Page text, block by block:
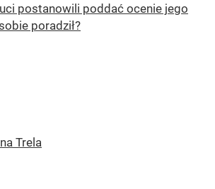
postanowili poddać ocenie jego
poradził?
Trela